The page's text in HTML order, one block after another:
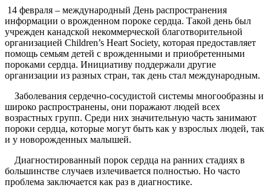
14 февраля – международный День распространения
информации о врожденном пороке сердца. Такой день был
учрежден канадской некоммерческой благотворительной
организацией Children’s Heart Society, которая предоставляет
помощь семьям детей с врожденными и приобретенными
пороками сердца. Инициативу поддержали другие
организации из разных стран, так день стал международным.
Заболевания сердечно-сосудистой системы многообразны и
широко распространены, они поражают людей всех
возрастных групп. Среди них значительную часть занимают
пороки сердца, которые могут быть как у взрослых людей, так
и у новорожденных малышей.
Диагностированный порок сердца на ранних стадиях в
большинстве случаев излечивается полностью. Но часто
проблема заключается как раз в диагностике.